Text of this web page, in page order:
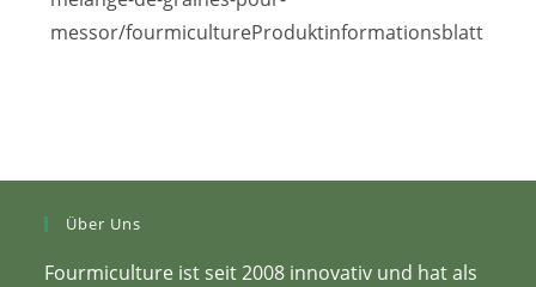
messor/fourmicultureProduktinformationsblatt
Über Uns
Fourmiculture ist seit 2008 innovativ und hat als